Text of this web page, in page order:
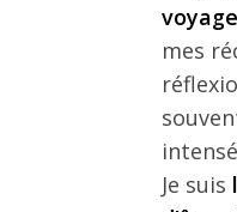
mes
Je suis